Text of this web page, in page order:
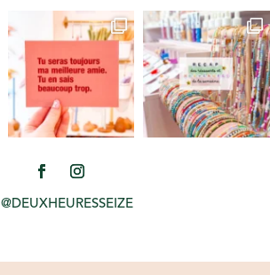
@DEUXHEURESSEIZE